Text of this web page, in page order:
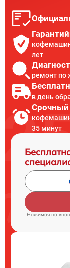
лет
ремонт по
в день
35 минут
Нажимая на